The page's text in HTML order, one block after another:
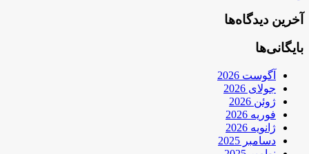
آخرین دیدگاه‌ها
بایگانی‌ها
آگوست 2026
جولای 2026
ژوئن 2026
فوریه 2026
ژانویه 2026
دسامبر 2025